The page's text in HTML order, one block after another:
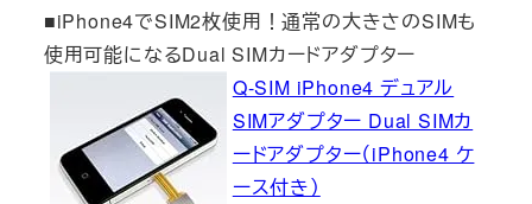
■iPhone4でSIM2枚使用！通常の大きさのSIMも
使用可能になるDual SIMカードアダプター
Q-SIM iPhone4 デュアル
SIMアダプター Dual SIMカ
ードアダプター（iPhone4 ケ
ース付き）